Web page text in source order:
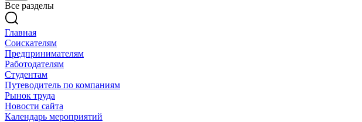
Все разделы
Главная
Соискателям
Предпринимателям
Работодателям
Студентам
Путеводитель по компаниям
Рынок труда
Новости сайта
Календарь мероприятий